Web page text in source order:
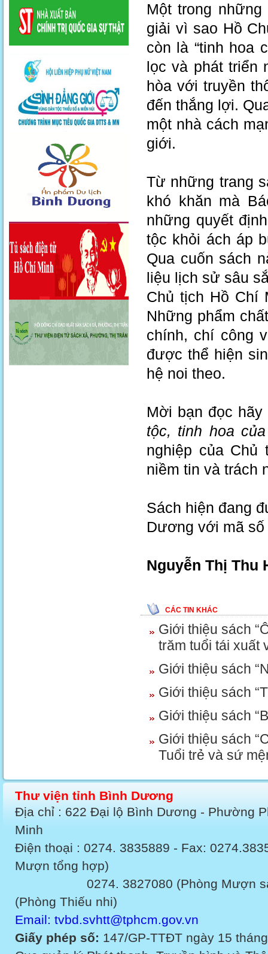
Một trong
giải vì sao Hồ
còn là “tinh hoa
lọc và phát triển
hòa với truyền
đến thắng lợi.
một nhà cách
giới.
Từ những trang
khó khăn mà
những quyết
tộc khỏi ách áp
Qua cuốn sách
liệu lịch sử sâu
Chủ tịch Hồ Chí
Những phẩm
chính, chí công
được thể hiện
hệ noi theo.
Mời bạn đọc hãy
tộc, tinh hoa
nghiệp của Chủ
niềm tin và trách
Sách hiện đang
Dương với mã
Nguyễn Thị Thu
CÁC TIN KHÁC
Giới thiệu sách
trăm tuổi tái xuất
Giới thiệu sách
Giới thiệu sách
Giới thiệu sách
Giới thiệu sách
Tuổi trẻ và sứ
Thư viện tỉnh Bình Dương
Địa chỉ : 622 Đại lộ Bình Dương - Phường
Minh
Điện thoại : 0274. 3835889 - Fax:
Mượn tổng hợp)
0274. 3827080 (Phòng Mượn sách
(Phòng Thiếu nhi)
Email: tvbd.svhtt@tphcm.gov.vn
Giấy phép số: 147/GP-TTĐT ngày 15